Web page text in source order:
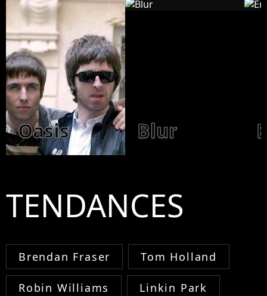
Oasis Blur
TENDANCES
Brendan Fraser Tom Holland
Robin Williams Linkin Park